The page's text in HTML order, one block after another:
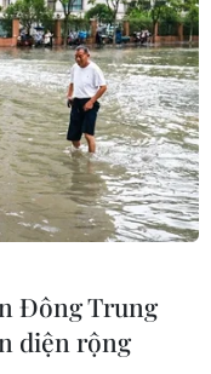
phá
Đông Trung
diện rộng